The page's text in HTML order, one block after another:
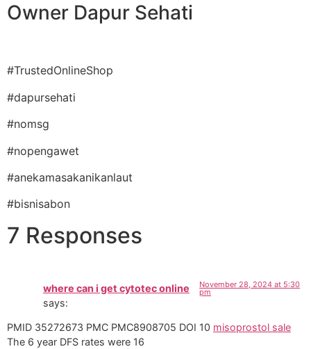
Owner Dapur Sehati
#TrustedOnlineShop
#dapursehati
#nomsg
#nopengawet
#anekamasakanikanlaut
#bisnisabon
7 Responses
where can i get cytotec online
says:
November 28, 2024 at 5:30
pm
PMID 35272673 PMC PMC8908705 DOI 10 misoprostol sale
The 6 year DFS rates were 16